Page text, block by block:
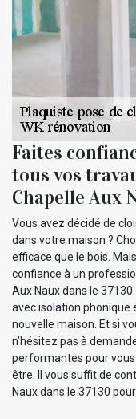
Faites
tous vos
Chapelle Aux
Vous avez décidé de
dans votre maison ?
efficace que le bois.
confiance à un
Aux Naux dans le
avec isolation phonique
nouvelle maison. Et si
n’hésitez pas à
performantes pour
être. Il vous suffit de
Naux dans le 37130